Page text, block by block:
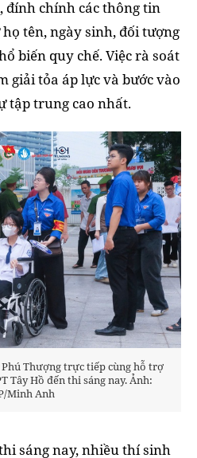
chính các thông tin
tên, ngày sinh, đối tượng
biến quy chế. Việc rà soát
giải tỏa áp lực và bước vào
tập trung cao nhất.
Thượng trực tiếp cùng hỗ trợ
Tây Hồ đến thi sáng nay. Ảnh:
Minh Anh
sáng nay, nhiều thí sinh